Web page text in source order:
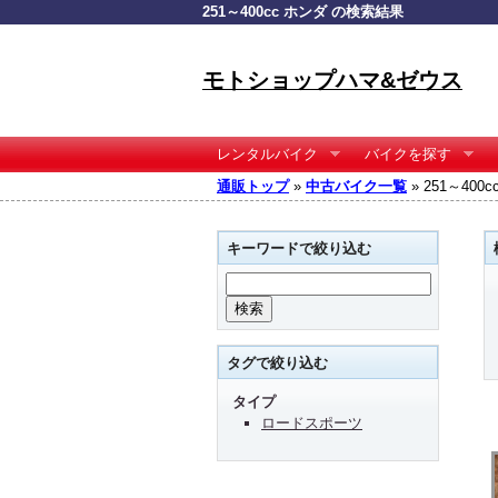
251～400cc ホンダ の検索結果
モトショップハマ&ゼウス
レンタルバイク
バイクを探す
通販トップ» 中古バイク一覧 » 251～
キーワードで絞り込む
タグで絞り込む
タイプ
ロードスポーツ